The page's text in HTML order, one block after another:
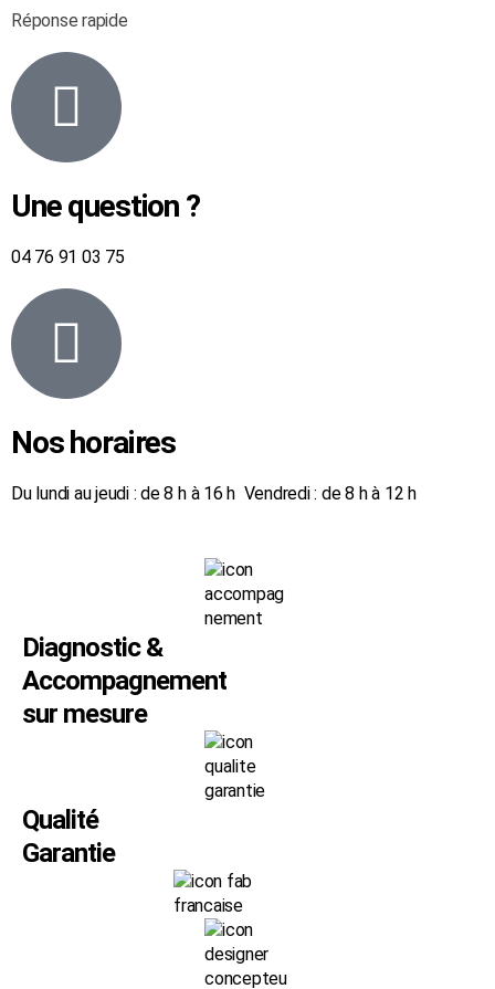
Réponse rapide
Une question ?
04 76 91 03 75
Nos horaires
Du lundi au jeudi : de 8 h à 16 h Vendredi : de 8 h à 12 h
Diagnostic &
Accompagnement
sur mesure
Qualité
Garantie